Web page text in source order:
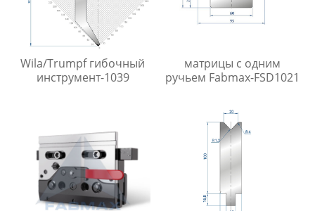
Wila/Trumpf гибочный
инструмент-1039
матрицы с одним
ручьем Fabmax-FSD1021